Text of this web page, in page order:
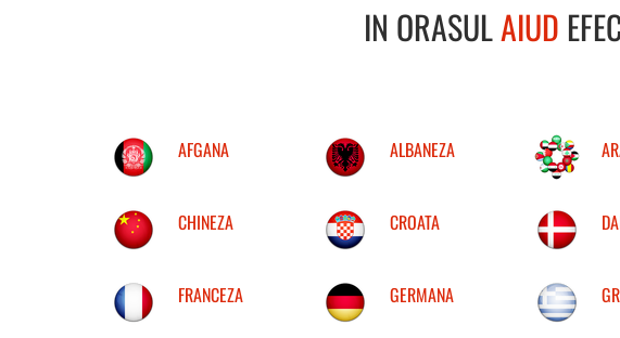
IN ORASULAIUD
AFGANA ALBANEZA
CHINEZA CROATA
FRANCEZA GERMANA